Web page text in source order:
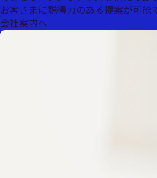
お客さまに説得力のある提案が可能
会社案内へ